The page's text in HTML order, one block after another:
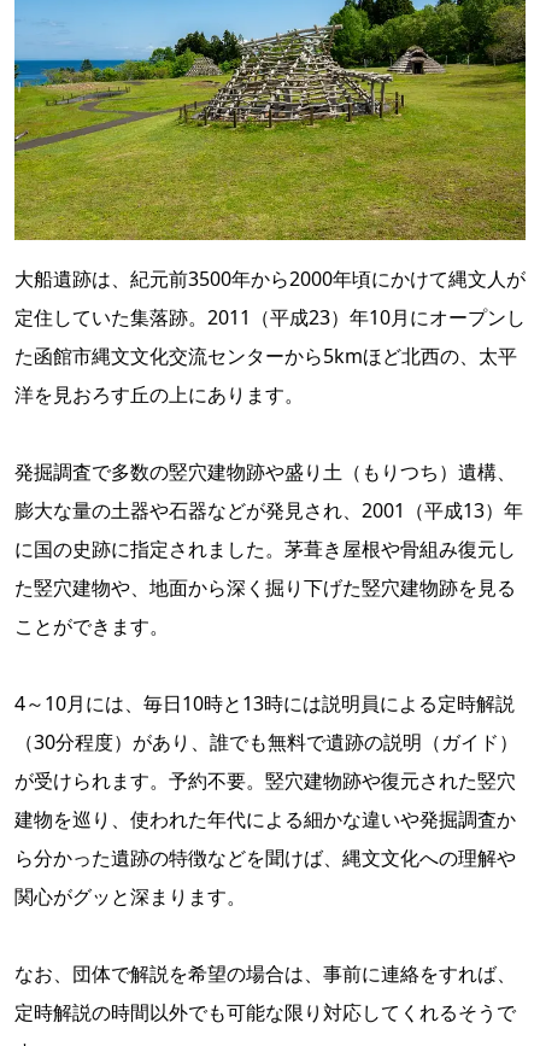
大船遺跡は、紀元前3500年から2000年頃にかけて縄文人が
定住していた集落跡。2011（平成23）年10月にオープンし
た函館市縄文文化交流センターから5kmほど北西の、太平
洋を見おろす丘の上にあります。
発掘調査で多数の竪穴建物跡や盛り土（もりつち）遺構、
膨大な量の土器や石器などが発見され、2001（平成13）年
に国の史跡に指定されました。茅葺き屋根や骨組み復元し
た竪穴建物や、地面から深く掘り下げた竪穴建物跡を見る
ことができます。
4～10月には、毎日10時と13時には説明員による定時解説
（30分程度）があり、誰でも無料で遺跡の説明（ガイド）
が受けられます。予約不要。竪穴建物跡や復元された竪穴
建物を巡り、使われた年代による細かな違いや発掘調査か
ら分かった遺跡の特徴などを聞けば、縄文文化への理解や
関心がグッと深まります。
なお、団体で解説を希望の場合は、事前に連絡をすれば、
定時解説の時間以外でも可能な限り対応してくれるそうで